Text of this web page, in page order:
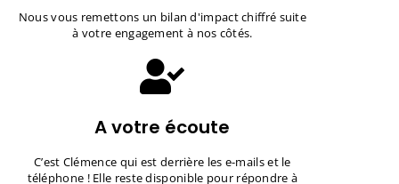
Nous vous remettons un bilan d'impact chiffré suite
à votre engagement à nos côtés.
A votre écoute
C’est Clémence qui est derrière les e-mails et le
téléphone ! Elle reste disponible pour répondre à